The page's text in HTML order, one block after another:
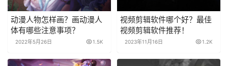
动漫人物怎样画？画动漫人
体有哪些注意事项？
2022年5月26日 1.5K
视频剪辑软件哪个好？最佳
视频剪辑软件推荐！
2023年11月16日 1.2K